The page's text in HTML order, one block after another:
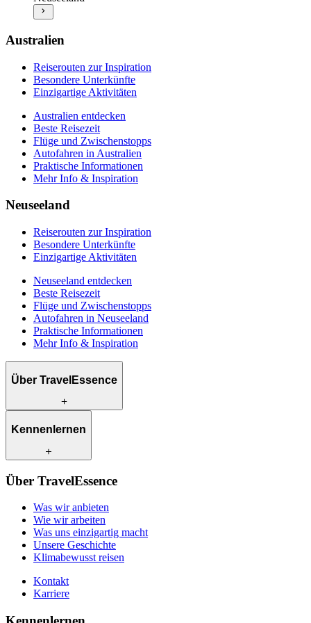
Flüge und Zwischenstopps
Praktische Informationen
Australien
Reiserouten zur Inspiration
Besondere Unterkünfte
Einzigartige Aktivitäten
Australien entdecken
Beste Reisezeit
Flüge und Zwischenstopps
Autofahren in Australien
Praktische Informationen
Mehr Info & Inspiration
Neuseeland
Reiserouten zur Inspiration
Besondere Unterkünfte
Einzigartige Aktivitäten
Neuseeland entdecken
Beste Reisezeit
Flüge und Zwischenstopps
Autofahren in Neuseeland
Praktische Informationen
Mehr Info & Inspiration
Über TravelEssence
Was wir anbieten
Was uns einzigartig macht
Klimabewusst reisen
Kontakt
Karriere
Kennenlernen
Unsere Reiseexperten
Unsere Kunden
Über TravelEssence
Was wir anbieten
Wie wir arbeiten
Was uns einzigartig macht
Unsere Geschichte
Klimabewusst reisen
Kontakt
Karriere